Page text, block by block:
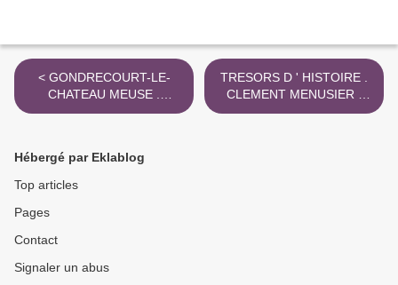
< GONDRECOURT-LE-
CHATEAU MEUSE .
AMERICAINS 1917 RUE
TRESORS D ' HISTOIRE .
CLEMENT MENUSIER .
RAIVAL . MEUSE . 2017 >
Hébergé par Eklablog
Top articles
Pages
Contact
Signaler un abus